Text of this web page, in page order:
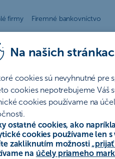
Na našich
cookies sú nevyhnutné pre
cookies nepotrebujeme Váš
cookies používame na
ostatné cookies, ako
cookies používame len
zakliknutím možnosti „
na účely priameho
firmy Firemné bankovníctvo
Poistenie Hypotéky